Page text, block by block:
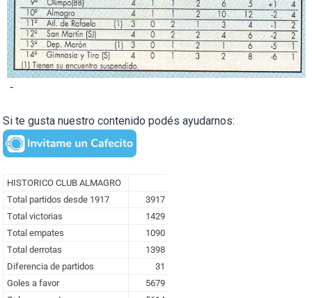
-
Si te gusta nuestro contenido podés ayudarnos: